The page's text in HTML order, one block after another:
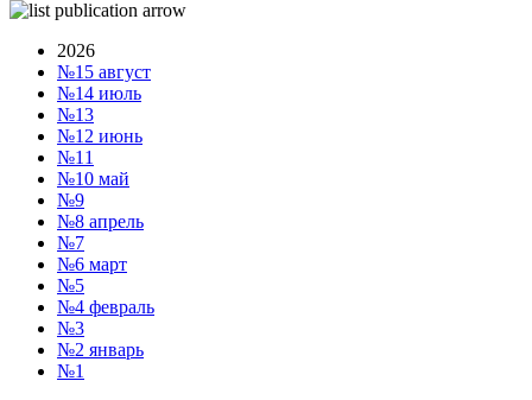
2026
№15 август
№14 июль
№13
№12 июнь
№11
№10 май
№9
№8 апрель
№7
№6 март
№5
№4 февраль
№3
№2 январь
№1